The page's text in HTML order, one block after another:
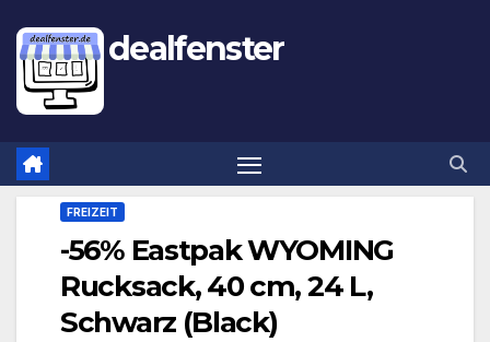
dealfenster
FREIZEIT
-56% Eastpak WYOMING
Rucksack, 40 cm, 24 L,
Schwarz (Black)